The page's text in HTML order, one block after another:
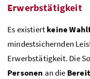
Erwerbstätigkeit
Es existiertkeine
mindestsichernden
Erwerbstätigkeit. Die
Personen an die